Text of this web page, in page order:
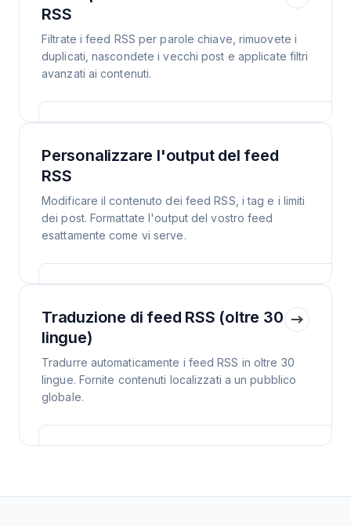
RSS
Filtrate i feed RSS per parole chiave, rimuovete i
duplicati, nascondete i vecchi post e applicate filtri
avanzati ai contenuti.
Personalizzare l'output del feed
RSS
Modificare il contenuto dei feed RSS, i tag e i limiti
dei post. Formattate l'output del vostro feed
esattamente come vi serve.
Traduzione di feed RSS (oltre 30
lingue)
Tradurre automaticamente i feed RSS in oltre 30
lingue. Fornite contenuti localizzati a un pubblico
globale.